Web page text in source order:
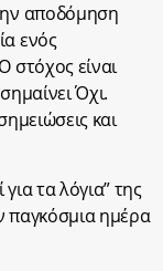
αποδόμηση
ενός
Ο στόχος είναι
Όχι.
και
τα λόγια” της
παγκόσμια ημέρα